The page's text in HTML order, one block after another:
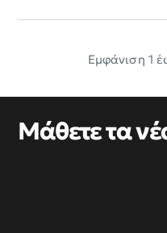
Εμφάνιση 1
Μάθετε τα